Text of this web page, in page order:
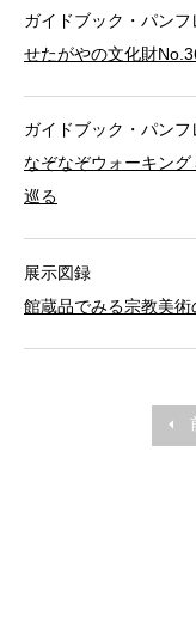
ガイドブック・パンフ
せたがやの文化財
ガイドブック・パンフ
なぞなぞウォーキン
巡る
展示図録
館蔵品でみる宗教美